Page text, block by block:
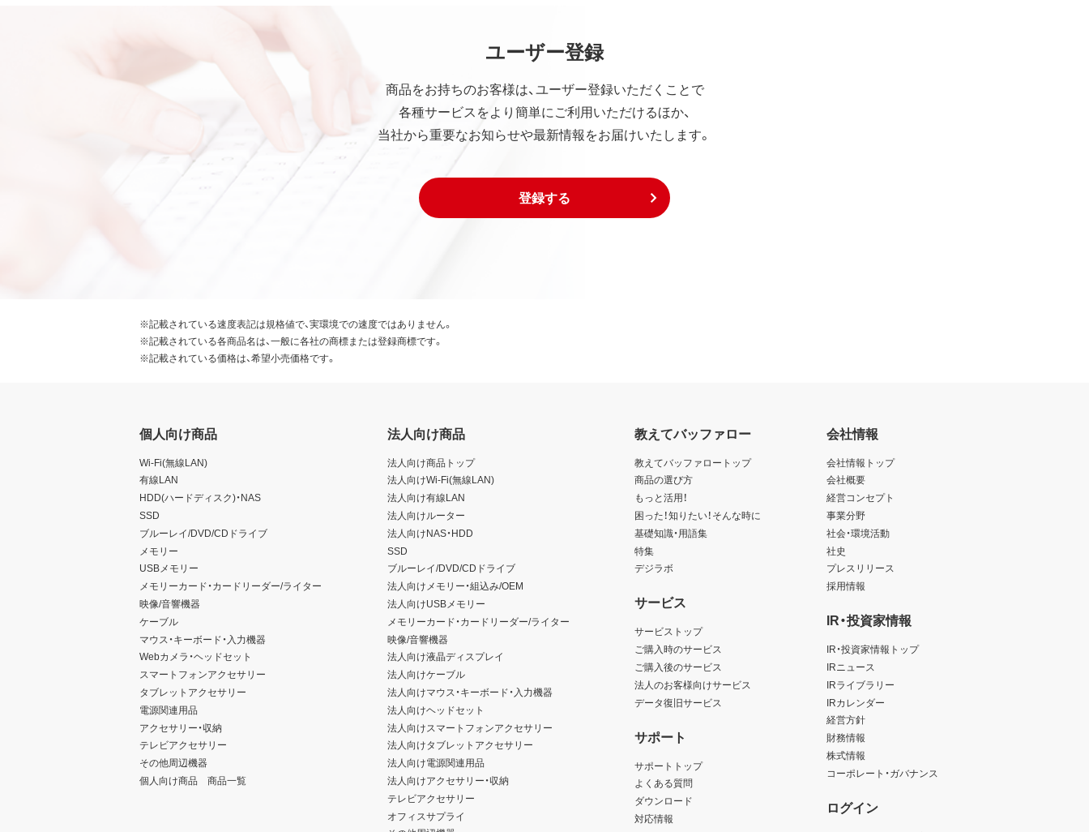
ユーザー登録
商品をお持ちのお客様は、ユーザー登録いただくことで
各種サービスをより簡単にご利用いただけるほか、
当社から重要なお知らせや最新情報をお届けいたします。
登録する
※記載されている速度表記は規格値で、実環境での速度ではありません。
※記載されている各商品名は、一般に各社の商標または登録商標です。
※記載されている価格は、希望小売価格です。
個人向け商品
Wi-Fi(無線LAN)
有線LAN
HDD(ハードディスク)・NAS
SSD
ブルーレイ/DVD/CDドライブ
メモリー
USBメモリー
メモリーカード・カードリーダー/ライター
映像/音響機器
ケーブル
マウス・キーボード・入力機器
Webカメラ・ヘッドセット
スマートフォンアクセサリー
タブレットアクセサリー
電源関連用品
アクセサリー・収納
テレビアクセサリー
その他周辺機器
個人向け商品 商品一覧
法人向け商品
法人向け商品トップ
法人向けWi-Fi(無線LAN)
法人向け有線LAN
法人向けルーター
法人向けNAS・HDD
SSD
ブルーレイ/DVD/CDドライブ
法人向けメモリー・組込み/OEM
法人向けUSBメモリー
メモリーカード・カードリーダー/ライター
映像/音響機器
法人向け液晶ディスプレイ
法人向けケーブル
法人向けマウス・キーボード・入力機器
法人向けヘッドセット
法人向けスマートフォンアクセサリー
法人向けタブレットアクセサリー
法人向け電源関連用品
法人向けアクセサリー・収納
テレビアクセサリー
オフィスサプライ
教えてバッファロー
教えてバッファロートップ
商品の選び方
もっと活用！
困った！知りたい！そんな時に
基礎知識・用語集
特集
デジラボ
サービス
サービストップ
ご購入時のサービス
ご購入後のサービス
法人のお客様向けサービス
データ復旧サービス
サポート
サポートトップ
よくある質問
ダウンロード
対応情報
会社情報
会社情報トップ
会社概要
経営コンセプト
事業分野
社会・環境活動
社史
プレスリリース
採用情報
IR・投資家情報
IR・投資家情報トップ
IRニュース
IRライブラリー
IRカレンダー
経営方針
財務情報
株式情報
コーポレート・ガバナンス
ログイン